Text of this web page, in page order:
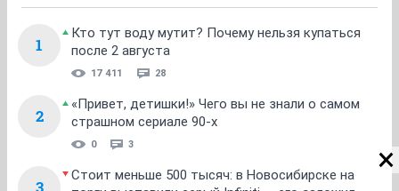
1
Кто тут воду мутит? Почему нельзя купаться
после 2 августа
17 411 28
2
«Привет, детишки!» Чего вы не знали о самом
страшном сериале 90-х
0 3
Стоит меньше 500 тысяч: в Новосибирске на